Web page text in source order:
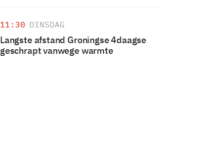
11:30 DINSDAG
Langste afstand Groningse 4daagse
geschrapt vanwege warmte